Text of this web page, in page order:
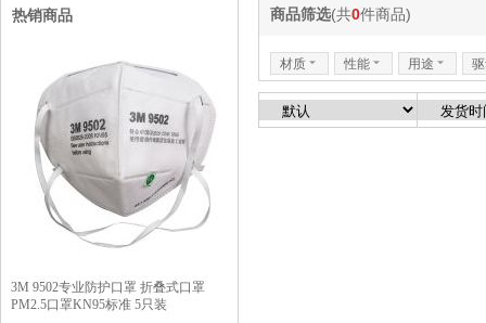
商品筛选(共0件商品)
材质 6 性能 6 用途 6
热销商品
3M 9502专业防护口罩 折叠式口罩
PM2.5口罩KN95标准 5只装